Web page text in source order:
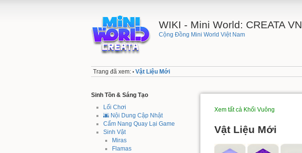
WIKI - Mini World: CREATA VN
Cộng Đồng Mini World Việt Nam
Trang đã xem: • Vật Liệu Mới
Sinh Tồn & Sáng Tạo
Lối Chơi
🌆 Nội Dung Cập Nhật
Cẩm Nang Quay Lại Game
Sinh Vật
Miras
Flamas
Xem tất cả Khối Vuông
Vật Liệu Mới